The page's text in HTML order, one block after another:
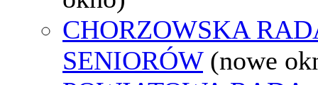
CHORZOWSKA
SENIORÓW (nowe